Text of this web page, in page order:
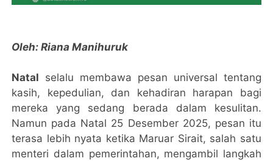
Oleh: Riana Manihuruk
Natal selalu membawa pesan universal tentang
kasih, kepedulian, dan kehadiran harapan bagi
mereka yang sedang berada dalam kesulitan.
Namun pada Natal 25 Desember 2025, pesan itu
terasa lebih nyata ketika Maruar Sirait, salah satu
menteri dalam pemerintahan, mengambil langkah